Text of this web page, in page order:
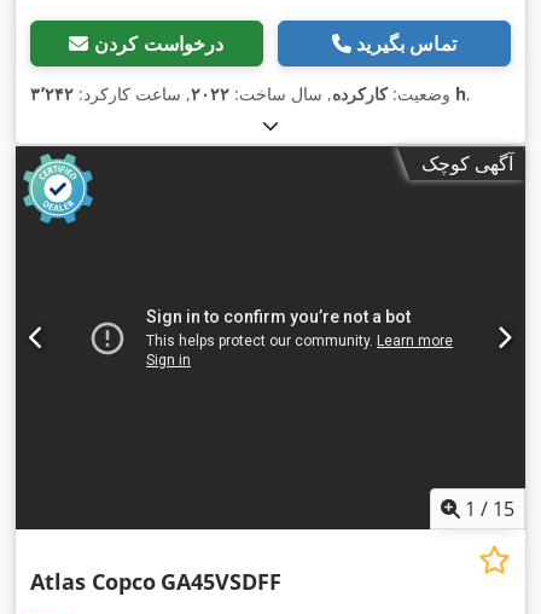
درخواست کردن تماس بگیرید
وضعیت:کارکرده, سال ساخت: ۲۰۲۲, ساعت کارکرد: ۳٬۲۴۲ h,
آگهی کوچک
1 / 15
Atlas Copco GA45VSDFF